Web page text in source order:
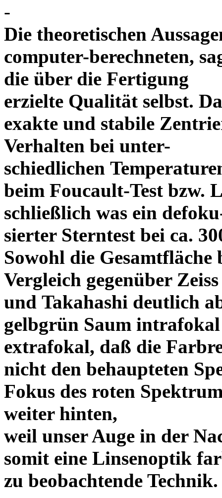
-
Die theoretischen
computer-berechneten,
die über die Fertigung
erzielte Qualität selbst.
exakte und stabile
Verhalten bei unter-
schiedlichen
beim Foucault-Test bzw.
schließlich was ein
sierter Sterntest bei ca.
Sowohl die
Vergleich gegenüber Zeiss
und Takahashi deutlich
gelbgrün Saum
extrafokal, daß die
nicht den behaupteten
Fokus des roten
weiter hinten,
weil unser Auge in der
somit eine Linsenoptik
zu beobachtende